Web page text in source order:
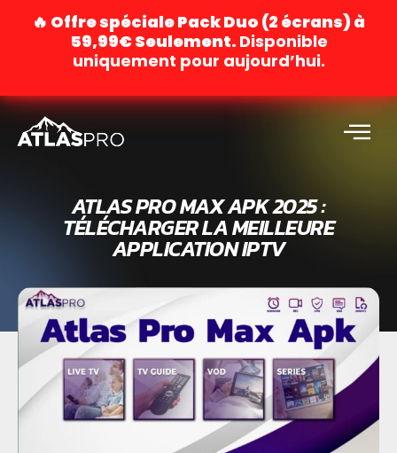
🔥 Offre spéciale Pack Duo (2 écrans) à
59,99€ Seulement. Disponible
uniquement pour aujourd’hui.
ATLAS PRO MAX APK 2025 :
TÉLÉCHARGER LA MEILLEURE
APPLICATION IPTV